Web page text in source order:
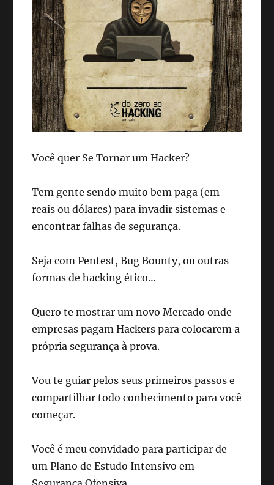
Você quer Se Tornar um Hacker?
Tem gente sendo muito bem paga (em
reais ou dólares) para invadir sistemas e
encontrar falhas de segurança.
Seja com Pentest, Bug Bounty, ou outras
formas de hacking ético…
Quero te mostrar um novo Mercado onde
empresas pagam Hackers para colocarem a
própria segurança à prova.
Vou te guiar pelos seus primeiros passos e
compartilhar todo conhecimento para você
começar.
Você é meu convidado para participar de
um Plano de Estudo Intensivo em